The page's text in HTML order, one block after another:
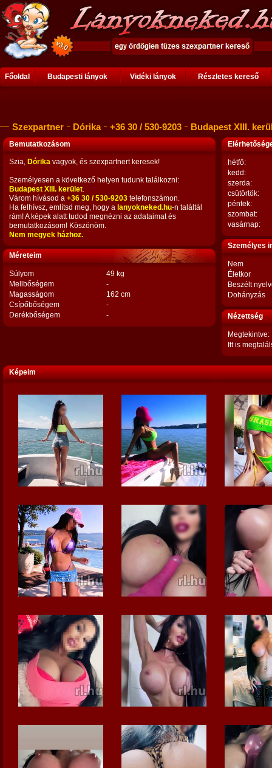
Főoldal Budapesti lányok Vidéki lányok Részletes kereső
Szexpartner Dórika +36 30 / 530-9203 Budapest XIII.
Bemutatkozásom
Szia, Dórika vagyok, és szexpartnert keresek!
Személyesen a következő helyen tudunk találkozni:
Budapest XIII. kerület.
Várom hívásod a +36 30 / 530-9203 telefonszámon.
Ha felhívsz, említsd meg, hogy a lanyokneked.hu-n találtál
rám! A képek alatt tudod megnézni az adataimat és
bemutatkozásom! Köszönöm.
Nem megyek házhoz.
Méreteim
Súlyom
49 kg
Mellbőségem
-
Magasságom
162 cm
Csípőbőségem
-
Derékbőségem
-
hétfő:
kedd:
szerda:
csütörtök:
péntek:
szombat:
vasárnap:
Személyes
Nem
Életkor
Beszélt
Dohányzás
Nézettség
Megtekintve:
Itt is
Képeim